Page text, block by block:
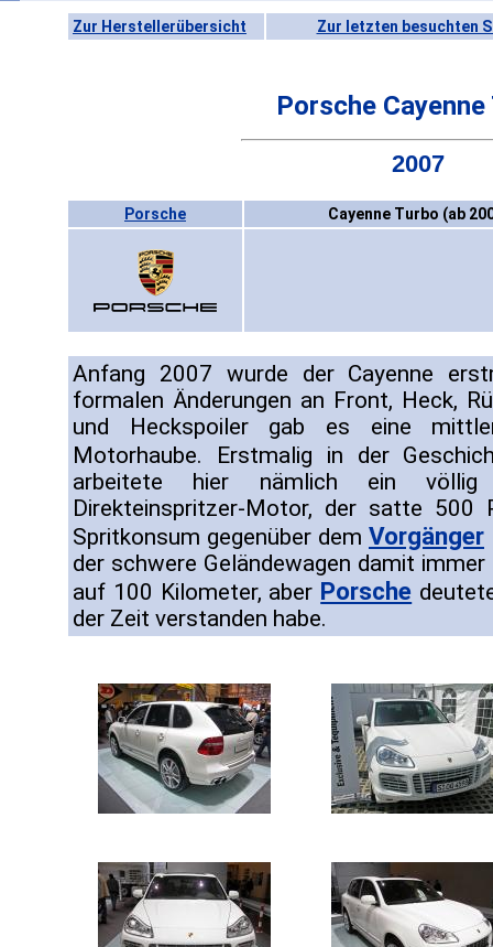
Zur Herstellerübersicht Zur letzten besuchten
Porsche Cayenne
2007
Porsche Cayenne Turbo (ab
Anfang 2007 wurde der Cayenne
formalen Änderungen an Front, Heck,
und Heckspoiler gab es eine
Motorhaube. Erstmalig in der
arbeitete hier nämlich ein
Direkteinspritzer-Motor, der satte
Spritkonsum gegenüber dem Vorgänger
der schwere Geländewagen damit
auf 100 Kilometer, aber Porsche
der Zeit verstanden habe.